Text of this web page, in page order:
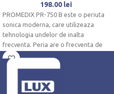
198.00 lei
PROMEDIX PR-750 B este o periuta
sonica moderna, care utilizeaza
tehnologia undelor de inalta
frecventa. Peria are o frecventa de